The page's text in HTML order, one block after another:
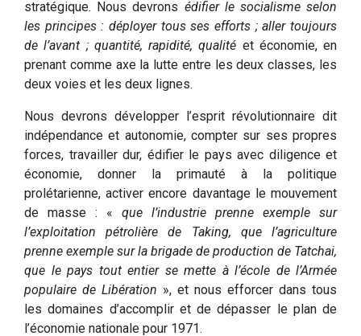
stratégique. Nous devrons édifier le socialisme selon
les principes : déployer tous ses efforts ; aller toujours
de l’avant ; quantité, rapidité, qualité et économie, en
prenant comme axe la lutte entre les deux classes, les
deux voies et les deux lignes.
Nous devrons développer l’esprit révolutionnaire dit
indépendance et autonomie, compter sur ses propres
forces, travailler dur, édifier le pays avec diligence et
économie, donner la primauté à la politique
prolétarienne, activer encore davantage le mouvement
de masse : « que l’industrie prenne exemple sur
l’exploitation pétrolière de Taking, que l’agriculture
prenne exemple sur la brigade de production de Tatchai,
que le pays tout entier se mette à l’école de l’Armée
populaire de Libération », et nous efforcer dans tous
les domaines d’accomplir et de dépasser le plan de
l’économie nationale pour 1971.